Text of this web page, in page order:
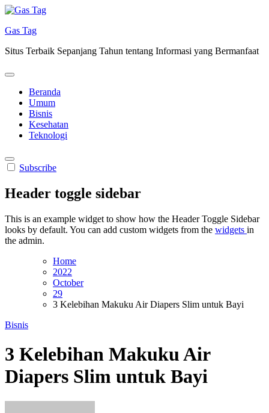
Skip
content
Gas Tag
Situs Terbaik Sepanjang Tahun tentang Informasi yang Bermanfaat
Beranda
Umum
Bisnis
Kesehatan
Teknologi
Subscribe
Header toggle sidebar
This is an example widget to show how the Header Toggle Sidebar
looks by default. You can add custom widgets from the widgets in
the admin.
Home
2022
October
29
3 Kelebihan Makuku Air Diapers Slim untuk Bayi
Bisnis
3 Kelebihan Makuku Air
Diapers Slim untuk Bayi